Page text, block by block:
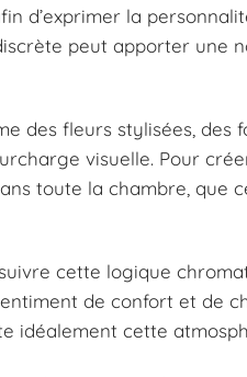
d’exprimer la
peut apporter une
des fleurs stylisées,
visuelle. Pour
toute la chambre, que
cette logique
de confort et de
idéalement cette